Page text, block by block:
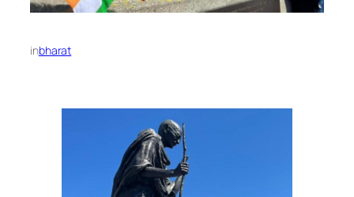
inbharat